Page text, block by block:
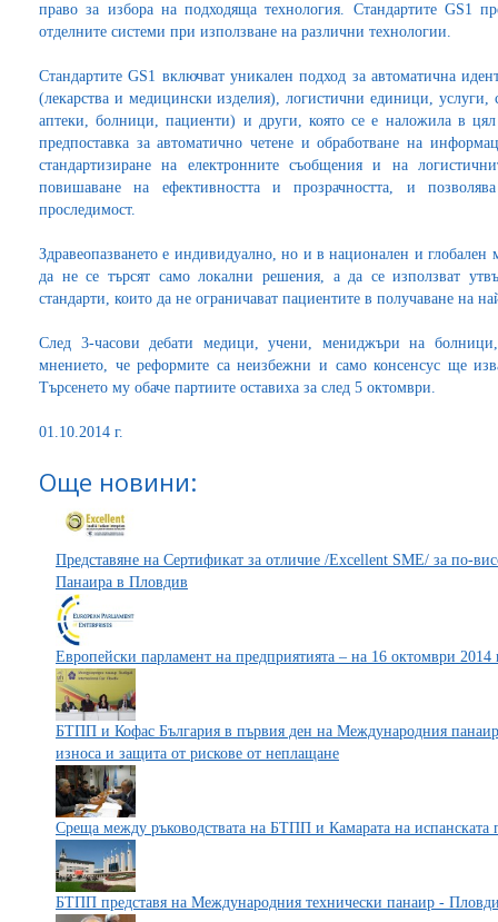
право за избора на подходяща технология. Стандартите GS1
отделните системи при използване на различни технологии.
Стандартите GS1 включват уникален подход за автоматична
(лекарства и медицински изделия), логистични единици,
аптеки, болници, пациенти) и други, която се е наложила в
предпоставка за автоматично четене и обработване на
стандартизиране на електронните съобщения и на
повишаване на ефективността и прозрачността, и
проследимост.
Здравеопазването е индивидуално, но и в национален и глобален
да не се търсят само локални решения, а да се използват
стандарти, които да не ограничават пациентите в получаване на
След 3-часови дебати медици, учени, мениджъри на
мнението, че реформите са неизбежни и само консенсус ще
Търсенето му обаче партиите оставиха за след 5 октомври.
01.10.2014 г.
Още новини:
Представяне на Сертификат за отличие /Excellent SME/ за по-
Панаира в Пловдив
Европейски парламент на предприятията – на 16 октомври 2014
БТПП и Кофас България в първия ден на Международния
износа и защита от рискове от неплащане
Среща между ръководствата на БТПП и Камарата на испанската
БТПП представя на Международния технически панаир -